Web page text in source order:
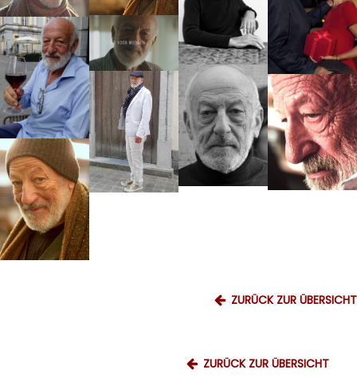
ZURÜCK ZUR ÜBERSICHT
ZURÜCK ZUR ÜBERSICHT